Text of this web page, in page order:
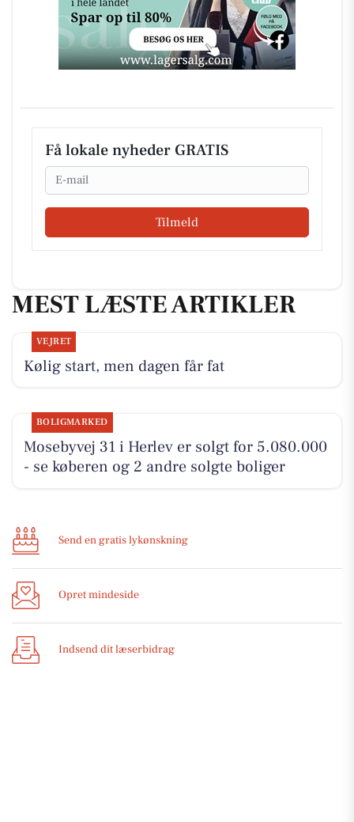
Få lokale nyheder GRATIS
Email
Tilmeld
MEST LÆSTE ARTIKLER
VEJRET
Kølig start, men dagen får fat
BOLIGMARKED
Mosebyvej 31 i Herlev er solgt for 5.080.000
- se køberen og 2 andre solgte boliger
Send en gratis lykønskning
Opret mindeside
Indsend dit læserbidrag